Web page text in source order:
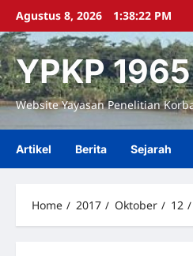
Skip
content
Agustus 8, 2026 1:38:23 PM
YPKP 1965
Website Yayasan Penelitian
Artikel Berita Sejarah
Home 2017 Oktober 12